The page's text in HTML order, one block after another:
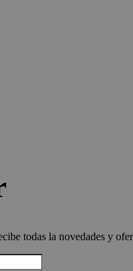
todas la novedades y